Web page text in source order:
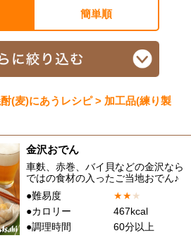
簡単順
(麦)にあうレシピ > 加工品(練り製
金沢おでん
車麩、赤巻、バイ貝などの金沢なら
ではの食材の入ったご当地おでん♪
●難易度
★★★
●カロリー
467kcal
●調理時間
60分以上